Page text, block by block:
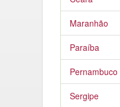
Maranhão
Paraíba
Pernambuco
Sergipe